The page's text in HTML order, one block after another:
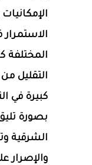
المختلفة
التقليل
كبيرة في
بصورة
الشرقية
والإصرار